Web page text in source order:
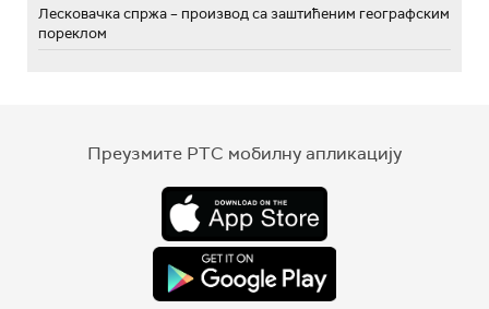
Лесковачка спржа – производ са заштићеним географским
пореклом
Преузмите РТС мобилну апликацију